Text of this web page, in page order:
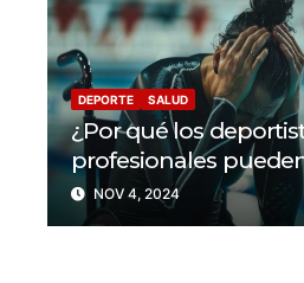
DEPORTE SALUD
¿Por qué los
profesionales
problemas con su
NOV 4, 2024